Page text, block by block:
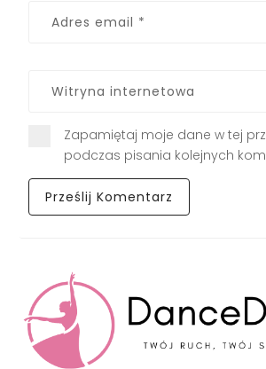
Zapamiętaj moje dane w tej
podczas pisania kolejnych